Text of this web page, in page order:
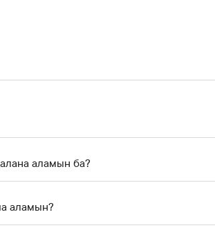
аламын ба?
аламын?